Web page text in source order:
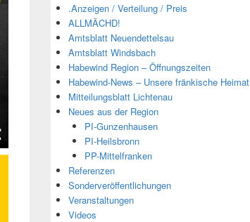
.Anzeigen / Verteilung / Preis
ALLMÄCHD!
Amtsblatt Neuendettelsau
Amtsblatt Windsbach
Habewind Region – Öffnungszeiten
Habewind-News – Unsere fränkische Heimat
Mitteilungsblatt Lichtenau
Neues aus der Region
PI-Gunzenhausen
PI-Heilsbronn
PP-Mittelfranken
Referenzen
Sonderveröffentlichungen
Veranstaltungen
Videos